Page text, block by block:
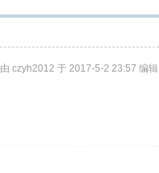
czyh2012 于 2017-5-2 23:57 编辑